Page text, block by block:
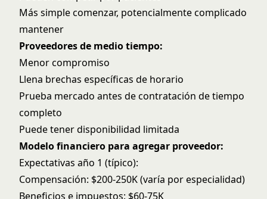
Más simple comenzar, potencialmente complicado
mantener
Proveedores de medio tiempo:
Menor compromiso
Llena brechas específicas de horario
Prueba mercado antes de contratación de tiempo
completo
Puede tener disponibilidad limitada
Modelo financiero para agregar proveedor:
Expectativas año 1 (típico):
Compensación: $200-250K (varía por especialidad)
Beneficios e impuestos: $60-75K